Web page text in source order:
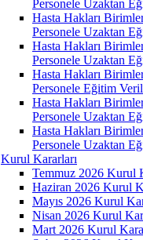
Personele Uzaktan
Hasta Hakları
Personele Uzaktan
Hasta Hakları
Personele Uzaktan
Hasta Hakları
Personele Eğitim
Hasta Hakları
Personele Uzaktan
Hasta Hakları
Personele Uzaktan
Kurul Kararları
Temmuz 2026 Kurul
Haziran 2026 Kurul
Mayıs 2026 Kurul
Nisan 2026 Kurul
Mart 2026 Kurul